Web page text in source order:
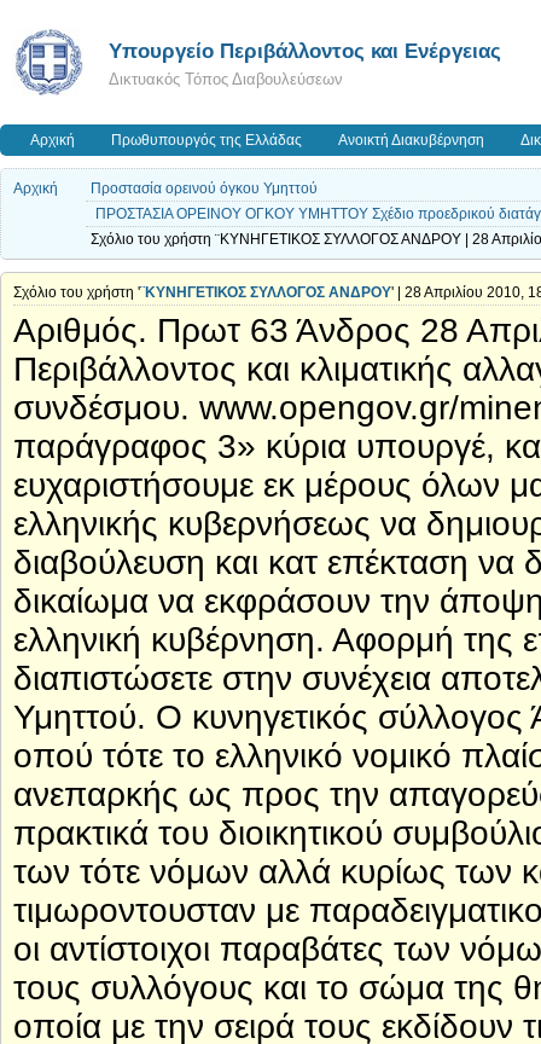
Yπουργείο Περιβάλλοντος και Ενέργειας
Δικτυακός Τόπος Διαβουλεύσεων
Αρχική Πρωθυπουργός της Ελλάδας Ανοικτή Διακυβέρνηση
Αρχική
Προστασία ορεινού όγκου Υμηττού
ΠΡΟΣΤΑΣΙΑ ΟΡΕΙΝΟΥ ΟΓΚΟΥ ΥΜΗΤΤΟΥ Σχέδιο προεδρικού
Σχόλιο του χρήστη ¨ΚΥΝΗΓΕΤΙΚΟΣ ΣΥΛΛΟΓΟΣ ΑΝΔΡΟΥ | 28
Σχόλιο του χρήστη '¨ΚΥΝΗΓΕΤΙΚΟΣ ΣΥΛΛΟΓΟΣ ΑΝΔΡΟΥ' | 28 Απριλίου 2010,
Αριθμός. Πρωτ 63 Άνδρος 28
Περιβάλλοντος και κλιματικής
συνδέσμου. www.opengov.gr/
παράγραφος 3» κύρια υπουργέ,
ευχαριστήσουμε εκ μέρους όλων
ελληνικής κυβερνήσεως να
διαβούλευση και κατ επέκταση να
δικαίωμα να εκφράσουν την
ελληνική κυβέρνηση. Αφορμή της
διαπιστώσετε στην συνέχεια
Υμηττού. Ο κυνηγετικός
οπού τότε το ελληνικό νομικό
ανεπαρκής ως προς την
πρακτικά του διοικητικού
των τότε νόμων αλλά κυρίως των
τιμωροντουσταν με
οι αντίστοιχοι παραβάτες των
τους συλλόγους και το σώμα της
οποία με την σειρά τους εκδίδουν